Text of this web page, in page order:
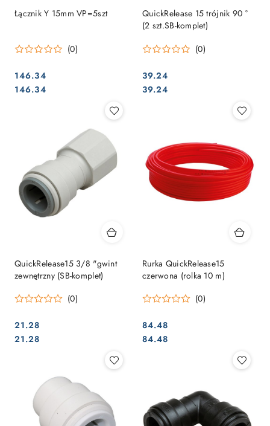
Łącznik Y 15mm VP=5szt
(0)
Cena:
146.34
Cena:
146.34
QuickRelease 15 trójnik 90 °
(2 szt.SB-komplet)
(0)
Cena:
39.24
Cena:
39.24
QuickRelease15 3/8 "gwint
zewnętrzny (SB-komplet)
(0)
Cena:
21.28
Cena:
21.28
Rurka QuickRelease15
czerwona (rolka 10 m)
(0)
Cena:
84.48
Cena:
84.48